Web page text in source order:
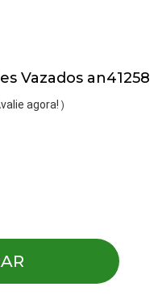
Vazados an41258
agora! )